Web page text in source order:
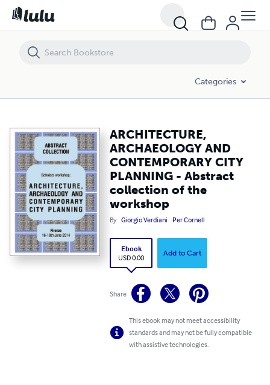
Categories
ARCHITECTURE,
ARCHAEOLOGY AND
CONTEMPORARY CITY
PLANNING - Abstract
collection of the
workshop
By Giorgio Verdiani Per Cornell
Ebook
USD 0.00
Add to Cart
Share
This ebook may not meet accessibility
standards and may not be fully compatible
with assistive technologies.
ARCHITECTURE, ARCHAEOLOGY AND CONTEMPORARY CITY